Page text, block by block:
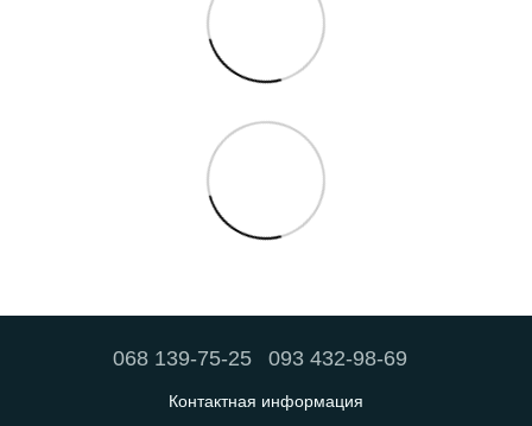
068 139-75-25 093 432-98-69
Контактная информация